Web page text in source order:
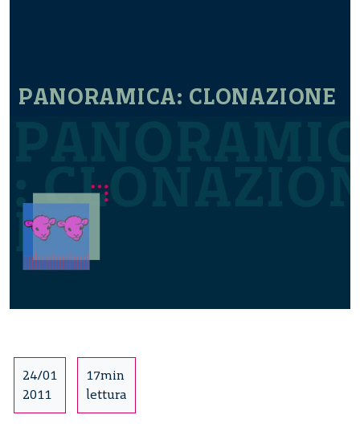
PANORAMICA: CLONAZIONE
24/01
2011
17min
lettura